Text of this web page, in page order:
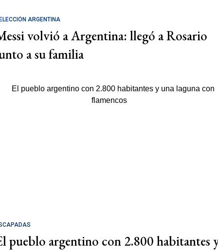
ARGENTINA
volvió a Argentina: llegó a Rosario
a su familia
pueblo argentino con 2.800 habitantes